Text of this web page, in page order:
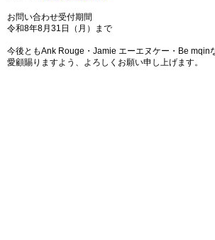
お問い合わせ受付期間
令和8年8月31日（月）まで
今後ともAnk Rouge・Jamie エーエヌケー・Be mqin
愛顧賜りますよう、よろしくお願い申し上げます。